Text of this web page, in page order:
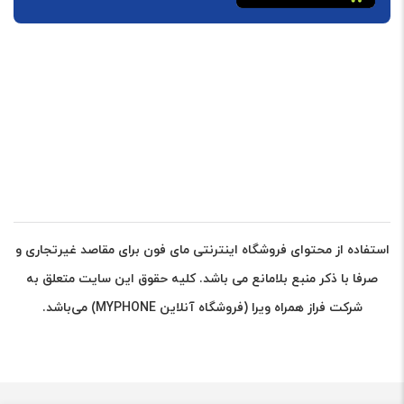
انجام خواهد شد.
موبایلمای فون
استفاده از محتوای فروشگاه اینترنتی مای فون برای مقاصد غیرتجاری و
صرفا با ذکر منبع بلامانع می باشد. کلیه حقوق این سایت متعلق به
شرکت فراز همراه ویرا (فروشگاه آنلاین MYPHONE) می‌باشد.